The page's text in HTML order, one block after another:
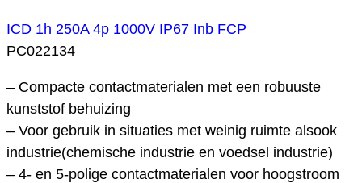
ICD 1h 250A 4p 1000V IP67 Inb FCP
PC022134
– Compacte contactmaterialen met een robuuste
kunststof behuizing
– Voor gebruik in situaties met weinig ruimte alsook
industrie(chemische industrie en voedsel industrie)
– 4- en 5-polige contactmaterialen voor hoogstroom